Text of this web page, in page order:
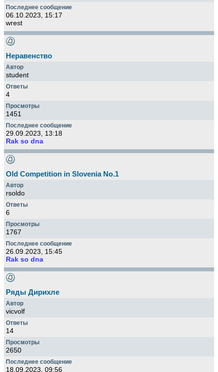
06.10.2023, 15:17
wrest
Неравенство
student
4
1451
29.09.2023, 13:18
Rak so dna
Old Competition in Slovenia No.1
rsoldo
6
1767
26.09.2023, 15:45
Rak so dna
Ряды Дирихле
vicvolf
14
2650
18.09.2023, 09:56